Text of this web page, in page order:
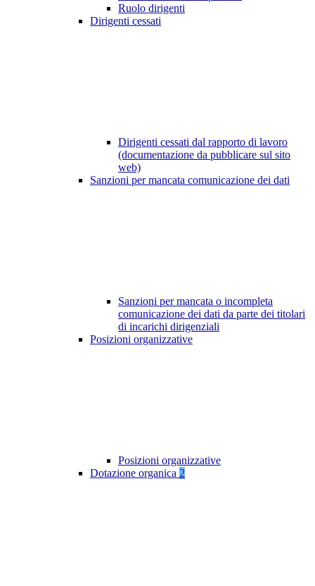
Ruolo dirigenti
Dirigenti cessati
Dirigenti cessati dal rapporto di lavoro
(documentazione da pubblicare sul sito
web)
Sanzioni per mancata comunicazione dei dati
Sanzioni per mancata o incompleta
comunicazione dei dati da parte dei titolari
di incarichi dirigenziali
Posizioni organizzative
Posizioni organizzative
Dotazione organica 2